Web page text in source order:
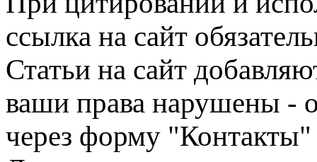
ссылка на сайт
Статьи на сайт
ваши права нарушены -
через форму "Контакты"